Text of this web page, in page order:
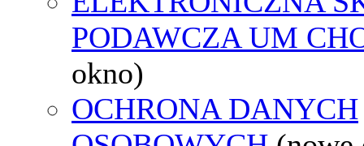
PODAWCZA UM
okno)
OCHRONA DANYCH